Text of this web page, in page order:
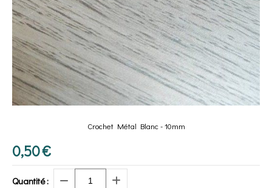
Crochet Métal Blanc - 10mm
0,50€
Quantité :